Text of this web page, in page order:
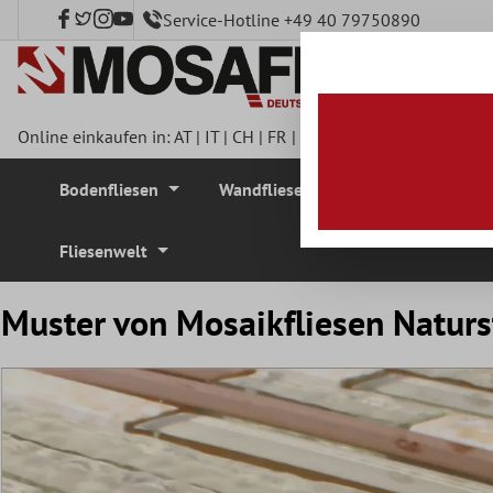
springen Service-Hotline +49 40 79750890
Online einkaufen in:AT| IT| CH | FR |
Bodenfliesen Wandfliesen
Fliesenwelt
Muster von Mosaikfliesen